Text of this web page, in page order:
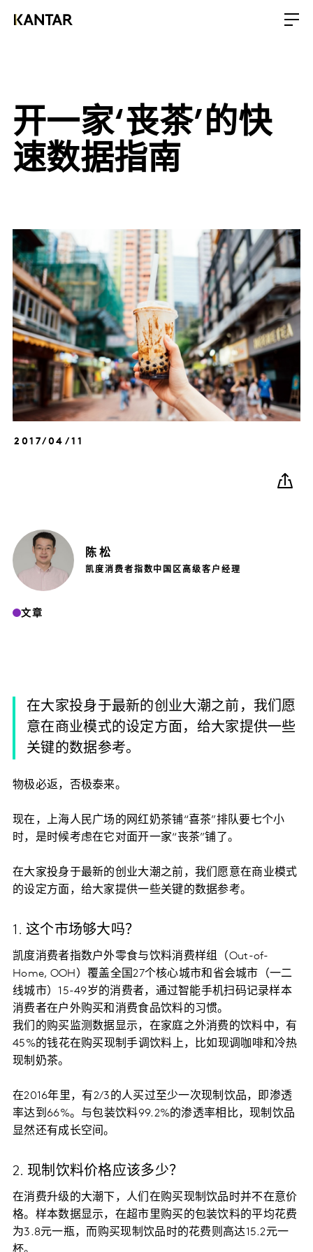
开一家‘丧茶’的快
速数据指南
2017/04/11
陈 松
凯度消费者指数中国区高级客户经理
文章
在大家投身于最新的创业大潮之前，我们愿
意在商业模式的设定方面，给大家提供一些
关键的数据参考。
物极必返，否极泰来。
现在，上海人民广场的网红奶茶铺“喜茶”排队要七个小
时，是时候考虑在它对面开一家“丧茶”铺了。
在大家投身于最新的创业大潮之前，我们愿意在商业模式
的设定方面，给大家提供一些关键的数据参考。
1. 这个市场够大吗？
凯度消费者指数户外零食与饮料消费样组（Out-of-
Home, OOH）覆盖全国27个核心城市和省会城市（一二
线城市）15-49岁的消费者，通过智能手机扫码记录样本
消费者在户外购买和消费食品饮料的习惯。
我们的购买监测数据显示，在家庭之外消费的饮料中，有
45%的钱花在购买现制手调饮料上，比如现调咖啡和冷热
现制奶茶。
在2016年里，有2/3的人买过至少一次现制饮品，即渗透
率达到66%。与包装饮料99.2%的渗透率相比，现制饮品
显然还有成长空间。
2. 现制饮料价格应该多少？
在消费升级的大潮下，人们在购买现制饮品时并不在意价
格。样本数据显示，在超市里购买的包装饮料的平均花费
为3.8元一瓶，而购买现制饮品时的花费则高达15.2元一
杯。